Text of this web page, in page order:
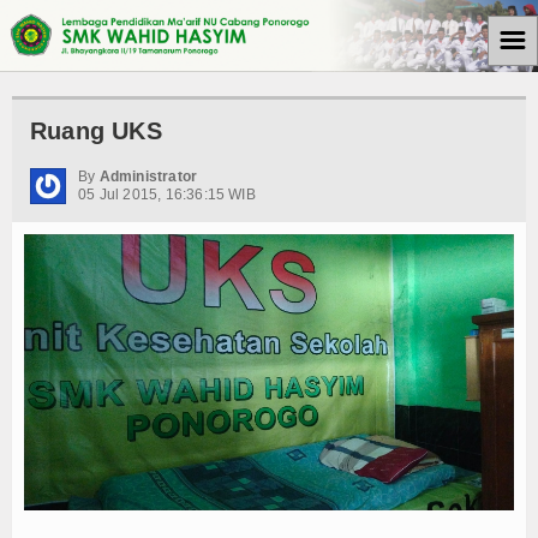
Beranda
Berita
Media Cyto Farma
Artikel
Pendidikan
Psikologi
Opini
Kegiatan Sekolah
☰
Ruang UKS
By Administrator
05 Jul 2015, 16:36:15 WIB